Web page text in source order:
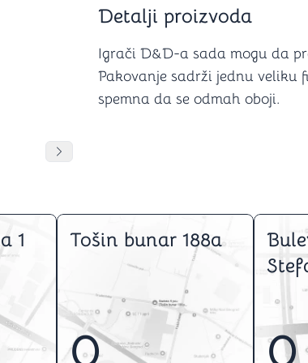
Šah
Domine
Backgammon (Tavla)
Stripovi
Pomeranje sadržaja slajdera u desno
Detalji proizvoda
Igrači D&D-a sada mogu da
Pakovanje sadrži jednu veliku
spemna da se odmah oboji.
1 Tošin bunar 188a
0 0